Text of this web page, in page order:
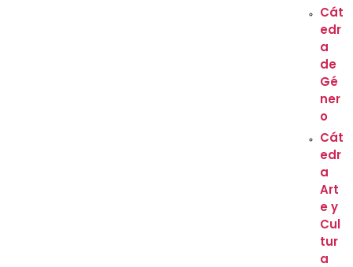
Cát
edr
a
de
Gé
ner
o
Cát
edr
a
Art
e y
Cul
tur
a